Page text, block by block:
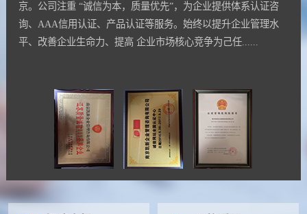
京。公司注重 “诚信为本，质量优先”，为企业提供体系认证咨
询、AAA信用认证、产品认证等服务。始终以提升企业管理水
平、改善企业生命力、提高 企业市场核心竞争为己任......